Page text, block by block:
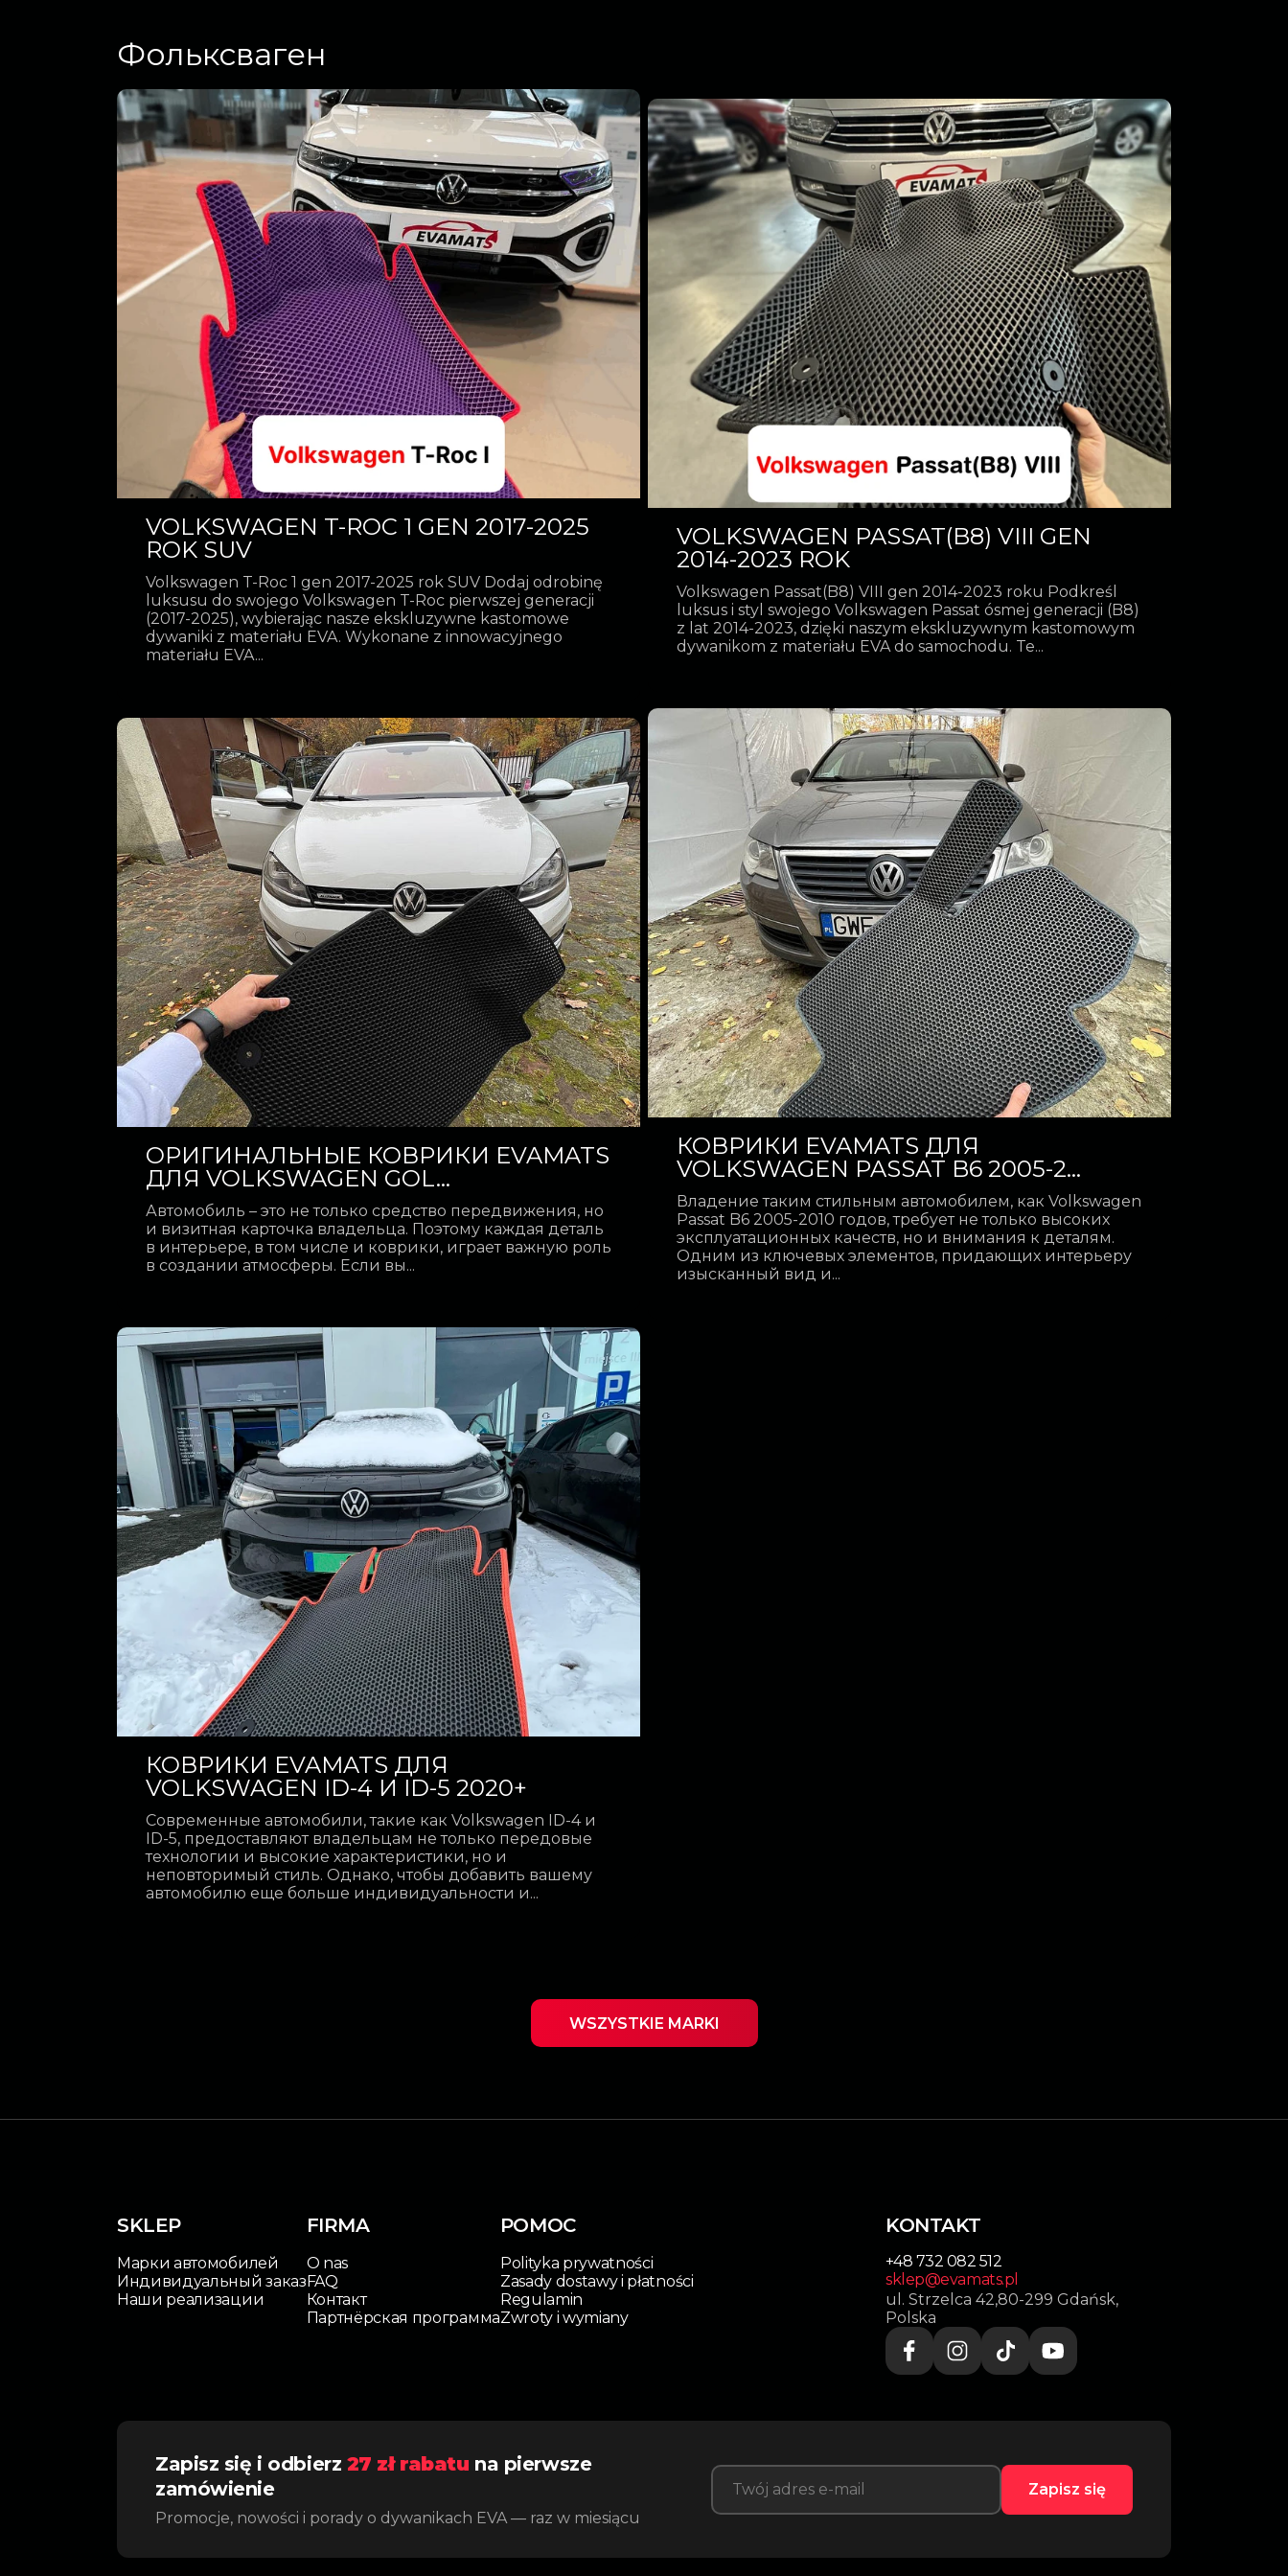
Фольксваген
VOLKSWAGEN T-ROC 1 GEN 2017-2025
ROK SUV
Volkswagen T-Roc 1 gen 2017-2025 rok SUV Dodaj odrobinę
luksusu do swojego Volkswagen T-Roc pierwszej generacji
(2017-2025), wybierając nasze ekskluzywne kastomowe
dywaniki z materiału EVA. Wykonane z innowacyjnego
materiału EVA...
VOLKSWAGEN PASSAT(B8) VIII GEN
2014-2023 ROK
Volkswagen Passat(B8) VIII gen 2014-2023 roku Podkreśl
luksus i styl swojego Volkswagen Passat ósmej generacji (B8)
z lat 2014-2023, dzięki naszym ekskluzywnym kastomowym
dywanikom z materiału EVA do samochodu. Te...
ОРИГИНАЛЬНЫЕ КОВРИКИ EVAMATS
ДЛЯ VOLKSWAGEN GOL...
Автомобиль – это не только средство передвижения, но
и визитная карточка владельца. Поэтому каждая деталь
в интерьере, в том числе и коврики, играет важную роль
в создании атмосферы. Если вы...
КОВРИКИ EVAMATS ДЛЯ
VOLKSWAGEN PASSAT B6 2005-2...
Владение таким стильным автомобилем, как Volkswagen
Passat B6 2005-2010 годов, требует не только высоких
эксплуатационных качеств, но и внимания к деталям.
Одним из ключевых элементов, придающих интерьеру
изысканный вид и...
КОВРИКИ EVAMATS ДЛЯ
VOLKSWAGEN ID-4 И ID-5 2020+
Современные автомобили, такие как Volkswagen ID-4 и
ID-5, предоставляют владельцам не только передовые
технологии и высокие характеристики, но и
неповторимый стиль. Однако, чтобы добавить вашему
автомобилю еще больше индивидуальности и...
WSZYSTKIE MARKI
SKLEP
Марки автомобилей
Индивидуальный заказ
Наши реализации
FIRMA
O nas
FAQ
Контакт
Партнёрская программа
POMOC
Polityka prywatności
Zasady dostawy i płatności
Regulamin
Zwroty i wymiany
KONTAKT
+48 732 082 512
sklep@evamats.pl
ul. Strzelca 42,80-299 Gdańsk,
Polska
Zapisz się i odbierz 27 zł rabatu na pierwsze
zamówienie
Promocje, nowości i porady o dywanikach EVA — raz w miesiącu
Zapisz się